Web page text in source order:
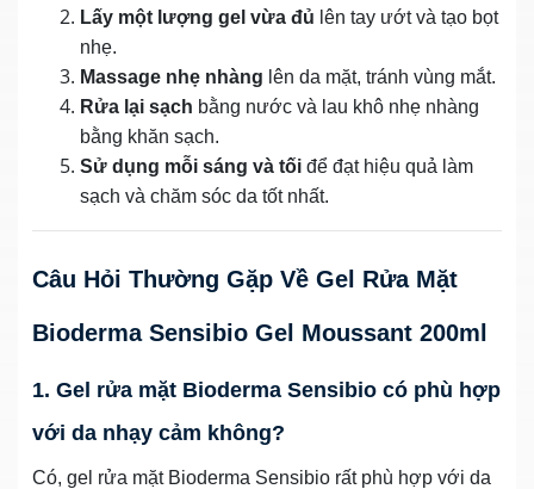
Lấy một lượng gel vừa đủ lên tay ướt và tạo bọt
nhẹ.
Massage nhẹ nhàng lên da mặt, tránh vùng mắt.
Rửa lại sạch bằng nước và lau khô nhẹ nhàng
bằng khăn sạch.
Sử dụng mỗi sáng và tối để đạt hiệu quả làm
sạch và chăm sóc da tốt nhất.
Câu Hỏi Thường Gặp Về Gel Rửa Mặt
Bioderma Sensibio Gel Moussant 200ml
1. Gel rửa mặt Bioderma Sensibio có phù hợp
với da nhạy cảm không?
Có, gel rửa mặt Bioderma Sensibio rất phù hợp với da